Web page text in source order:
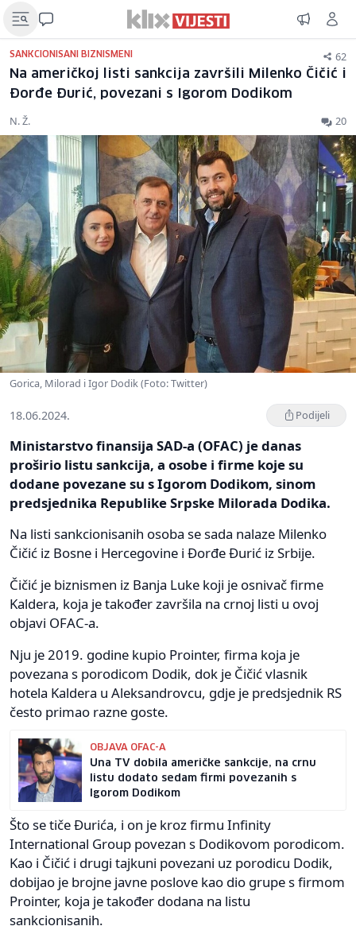
SANKCIONISANI BIZNISMENI 62
Na američkoj listi sankcija završili Milenko Čičić i
Đorđe Đurić, povezani s Igorom Dodikom
N. Ž. 20
Gorica, Milorad i Igor Dodik (Foto: Twitter)
18.06.2024. Podijeli
Ministarstvo finansija SAD-a (OFAC) je danas
proširio listu sankcija, a osobe i firme koje su
dodane povezane su s Igorom Dodikom, sinom
predsjednika Republike Srpske Milorada Dodika.
Na listi sankcionisanih osoba se sada nalaze Milenko
Čičić iz Bosne i Hercegovine i Đorđe Đurić iz Srbije.
Čičić je biznismen iz Banja Luke koji je osnivač firme
Kaldera, koja je također završila na crnoj listi u ovoj
objavi OFAC-a.
Nju je 2019. godine kupio Prointer, firma koja je
povezana s porodicom Dodik, dok je Čičić vlasnik
hotela Kaldera u Aleksandrovcu, gdje je predsjednik RS
često primao razne goste.
OBJAVA OFAC-A
Una TV dobila američke sankcije, na crnu
listu dodato sedam firmi povezanih s
Igorom Dodikom
Što se tiče Đurića, i on je kroz firmu Infinity
International Group povezan s Dodikovom porodicom.
Kao i Čičić i drugi tajkuni povezani uz porodicu Dodik,
dobijao je brojne javne poslove kao dio grupe s firmom
Prointer, koja je također dodana na listu
sankcionisanih.